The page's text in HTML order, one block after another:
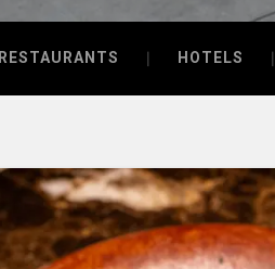
RESTAURANTS HOTELS